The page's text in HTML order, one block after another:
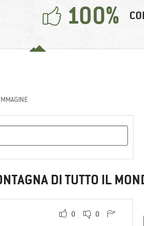
100%
DI TUTTO IL
0 0